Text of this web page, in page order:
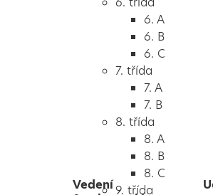
6. A
6. B
6. C
7. třída
7. A
7. B
8. třída
8. A
8. B
8. C
9. třída
Vedení